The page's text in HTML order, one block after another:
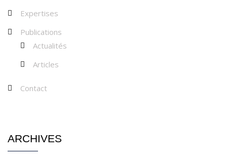
Expertises
Publications
Actualités
Articles
Contact
ARCHIVES